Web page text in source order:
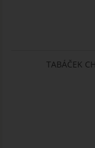
TABÁČEK